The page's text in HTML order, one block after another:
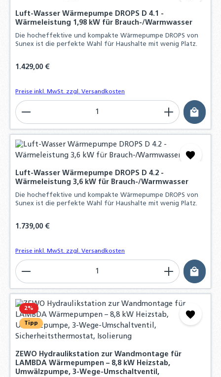
Luft-Wasser Wärmepumpe DROPS D 4.1 -
Wärmeleistung 1,98 kW für Brauch-/Warmwasser
Die hocheffektive und kompakte Wärmepumpe DROPS von
Sunex ist die perfekte Wahl für Haushalte mit wenig Platz.
Regulärer Preis:
1.429,00 €
Preise inkl. MwSt. zzgl. Versandkosten
Produkt Anzahl: Gib den gewünschten Wert
Luft-Wasser Wärmepumpe DROPS D 4.2 -
Wärmeleistung 3,6 kW für Brauch-/Warmwasser
Die hocheffektive und kompakte Wärmepumpe DROPS von
Sunex ist die perfekte Wahl für Haushalte mit wenig Platz.
Regulärer Preis:
1.739,00 €
Preise inkl. MwSt. zzgl. Versandkosten
Produkt Anzahl: Gib den gewünschten Wert
2%
Tipp
ZEWO Hydraulikstation zur Wandmontage für
LAMBDA Wärmepumpen – 8,8 kW Heizstab,
Umwälzpumpe, 3-Wege-Umschaltventil,